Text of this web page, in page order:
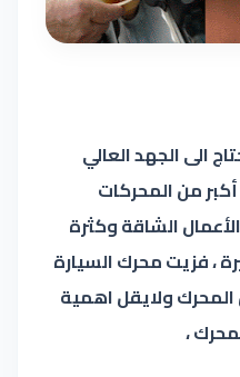
الى الجهد العالي
من المحركات
الشاقة وكثرة
، فزيت محرك السيارة
ولايقل اهمية
،